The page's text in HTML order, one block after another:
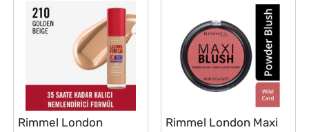
Rimmel London
Rimmel London Maxi